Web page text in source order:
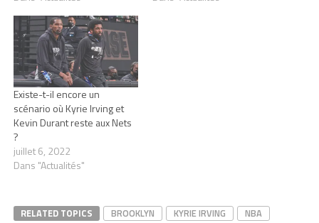
Existe-t-il encore un
scénario où Kyrie Irving et
Kevin Durant reste aux Nets
?
juillet 6, 2022
Dans "Actualités"
RELATED TOPICS BROOKLYN KYRIE IRVING
NBA